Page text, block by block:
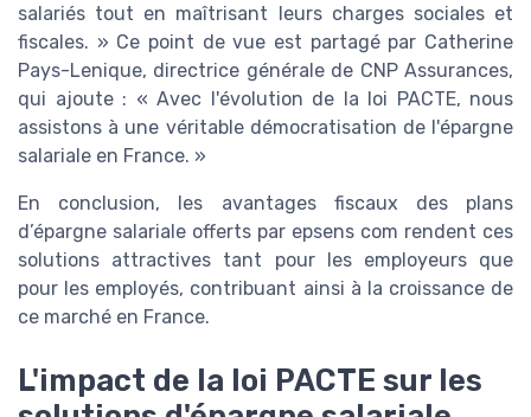
salariés tout en maîtrisant leurs charges sociales et
fiscales. » Ce point de vue est partagé par Catherine
Pays-Lenique, directrice générale de CNP Assurances,
qui ajoute : « Avec l'évolution de la loi PACTE, nous
assistons à une véritable démocratisation de l'épargne
salariale en France. »
En conclusion, les avantages fiscaux des plans
d’épargne salariale offerts par epsens com rendent ces
solutions attractives tant pour les employeurs que
pour les employés, contribuant ainsi à la croissance de
ce marché en France.
L'impact de la loi PACTE sur les